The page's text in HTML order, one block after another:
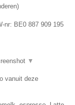
)
nr: BE0 887 909 195
▼
vanuit deze